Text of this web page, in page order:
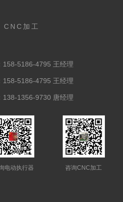
CNC加工
158-5186-4795 王经理
158-5186-4795 王经理
138-1356-9730 唐经理
电动执行器 咨询CNC加工